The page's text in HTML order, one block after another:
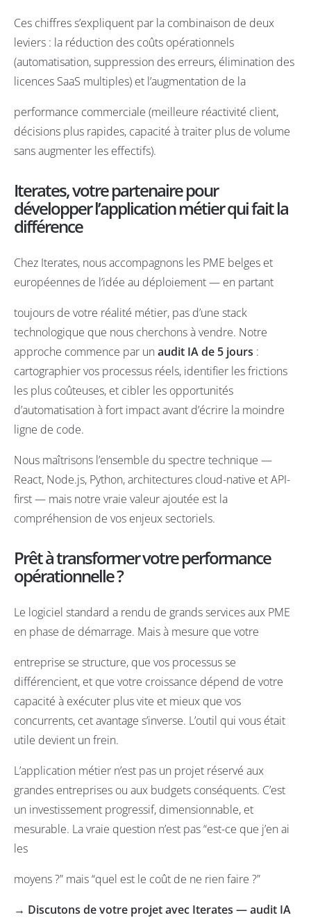
Ces chiffres s’expliquent par la combinaison de deux
leviers : la réduction des coûts opérationnels
(automatisation, suppression des erreurs, élimination des
licences SaaS multiples) et l’augmentation de la
performance commerciale (meilleure réactivité client,
décisions plus rapides, capacité à traiter plus de volume
sans augmenter les effectifs).
Iterates, votre partenaire pour
développer l’application métier qui fait la
différence
Chez Iterates, nous accompagnons les PME belges et
européennes de l’idée au déploiement — en partant
toujours de votre réalité métier, pas d’une stack
technologique que nous cherchons à vendre. Notre
approche commence par unaudit IA de 5 jours :
cartographier vos processus réels, identifier les frictions
les plus coûteuses, et cibler les opportunités
d’automatisation à fort impact avant d’écrire la moindre
ligne de code.
Nous maîtrisons l’ensemble du spectre technique —
React, Node.js, Python, architectures cloud-native et API-
first — mais notre vraie valeur ajoutée est la
compréhension de vos enjeux sectoriels.
Prêt à transformer votre performance
opérationnelle ?
Le logiciel standard a rendu de grands services aux PME
en phase de démarrage. Mais à mesure que votre
entreprise se structure, que vos processus se
différencient, et que votre croissance dépend de votre
capacité à exécuter plus vite et mieux que vos
concurrents, cet avantage s’inverse. L’outil qui vous était
utile devient un frein.
L’application métier n’est pas un projet réservé aux
grandes entreprises ou aux budgets conséquents. C’est
un investissement progressif, dimensionnable, et
mesurable. La vraie question n’est pas “est-ce que j’en ai
les
moyens ?” mais “quel est le coût de ne rien faire ?”
→ Discutons de votre projet avec Iterates —audit IA